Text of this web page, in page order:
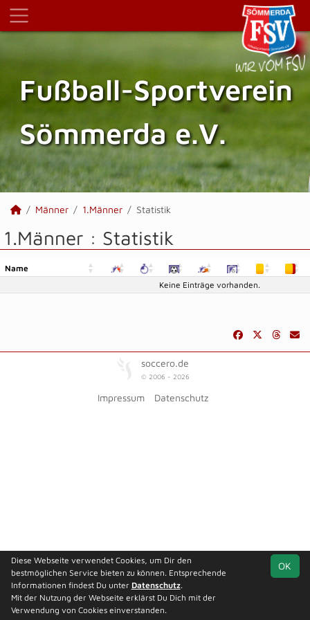
Fußball-Sportverein
Sömmerda e.V.
Männer 1.Männer Statistik
Team
Landesklasse
Staffel 2
Thüringen-
Pokal
Spielplan
1.Männer : Statistik
Name
Keine Einträge vorhanden.
soccero.de
© 2006 - 2026
Impressum Datenschutz
OK
Diese Webseite verwendet Cookies, um Dir den
bestmöglichen Service bieten zu können. Entsprechende
Informationen findest Du unter Datenschutz.
Mit der Nutzung der Webseite erklärst Du Dich mit der
Verwendung von Cookies einverstanden.